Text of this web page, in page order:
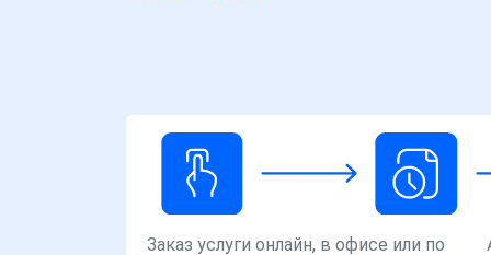
Заказ услуги онлайн, в офисе или по